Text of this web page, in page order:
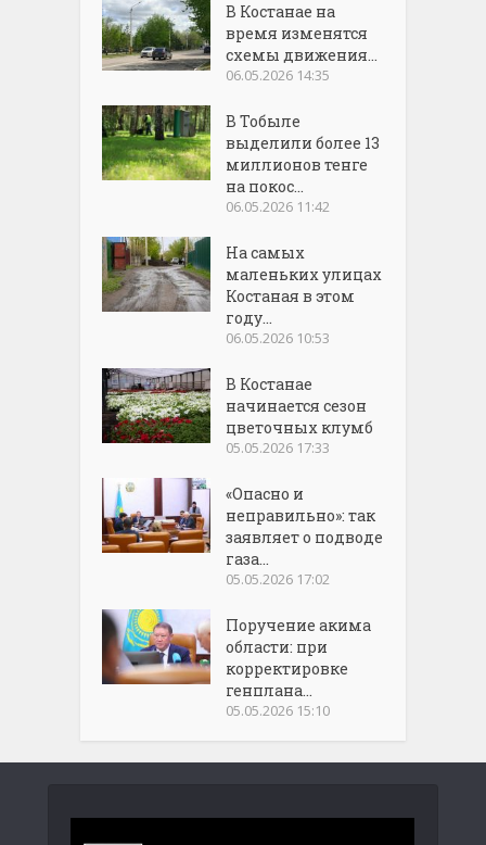
В Костанае на
время изменятся
схемы движения...
06.05.2026 14:35
В Тобыле
выделили более 13
миллионов тенге
на покос...
06.05.2026 11:42
На самых
маленьких улицах
Костаная в этом
году...
06.05.2026 10:53
В Костанае
начинается сезон
цветочных клумб
05.05.2026 17:33
«Опасно и
неправильно»: так
заявляет о подводе
газа...
05.05.2026 17:02
Поручение акима
области: при
корректировке
генплана...
05.05.2026 15:10